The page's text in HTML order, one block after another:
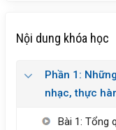
Nội dung khóa học
Phần 1:
nhạc, thực
Bài 1: Tổng